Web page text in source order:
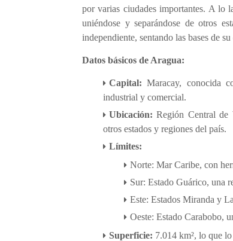
por varias ciudades importantes. A lo
uniéndose y separándose de otros
independiente, sentando las bases de
Datos básicos de Aragua:
Capital: Maracay, conocida
industrial y comercial.
Ubicación: Región Central de
otros estados y regiones del país.
Límites:
Norte: Mar Caribe, con
Sur: Estado Guárico, una
Este: Estados Miranda y
Oeste: Estado Carabobo,
Superficie: 7.014 km², lo que